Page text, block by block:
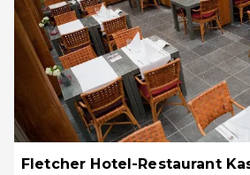
Fletcher Hotel-Restaurant